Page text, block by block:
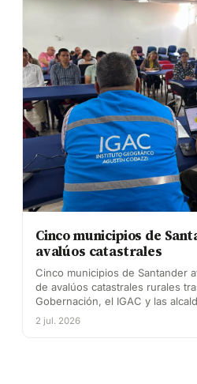
Cinco municipios de
avalúos catastrales
Cinco municipios de Santander
de avalúos catastrales rurales
Gobernación, el IGAC y las
2 jul. 2026